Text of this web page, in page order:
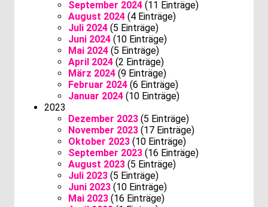
September 2024 (11 Einträge)
August 2024 (4 Einträge)
Juli 2024 (5 Einträge)
Juni 2024 (10 Einträge)
Mai 2024 (5 Einträge)
April 2024 (2 Einträge)
März 2024 (9 Einträge)
Februar 2024 (6 Einträge)
Januar 2024 (10 Einträge)
2023
Dezember 2023 (5 Einträge)
November 2023 (17 Einträge)
Oktober 2023 (10 Einträge)
September 2023 (16 Einträge)
August 2023 (5 Einträge)
Juli 2023 (5 Einträge)
Juni 2023 (10 Einträge)
Mai 2023 (16 Einträge)